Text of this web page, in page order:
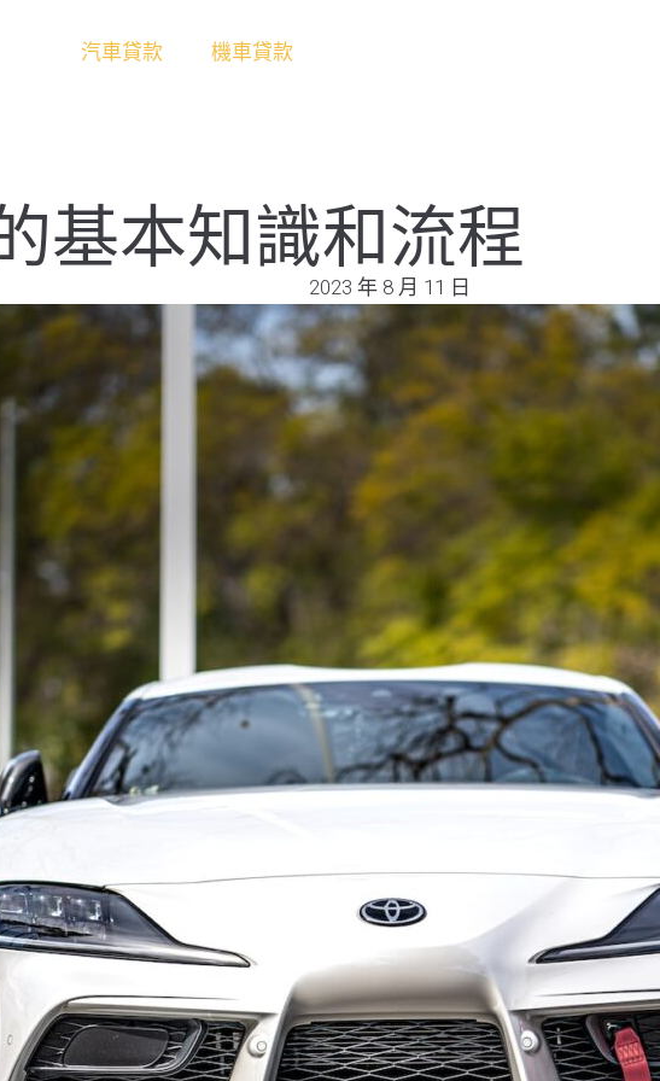
汽車貸款 機車貸款
基本知識和流程
2023 年 8 月 11 日